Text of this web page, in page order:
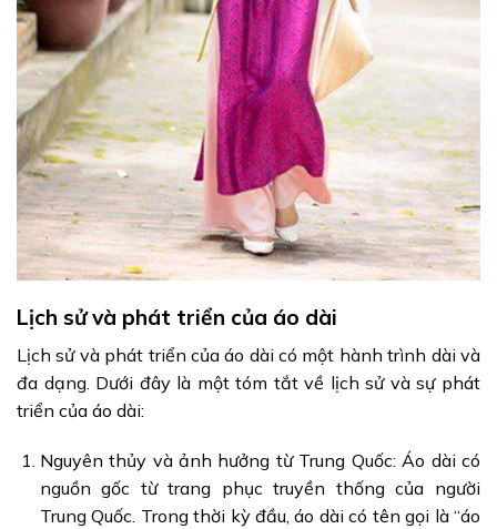
Lịch sử và phát triển của áo dài
Lịch sử và phát triển của áo dài có một hành trình dài và
đa dạng. Dưới đây là một tóm tắt về lịch sử và sự phát
triển của áo dài:
Nguyên thủy và ảnh hưởng từ Trung Quốc: Áo dài có
nguồn gốc từ trang phục truyền thống của người
Trung Quốc. Trong thời kỳ đầu, áo dài có tên gọi là “áo